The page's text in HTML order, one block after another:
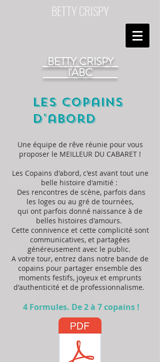
BETTY CRISPY
BETTY CRISPY
l'ABC
Les Copains
d'abord
Une équipe de rêve réunie pour vous
proposer le MEILLEUR DU CABARET !
Les Copains d'abord, c'est avant tout une
belle histoire d'amitié :
Des rencontres de scène, parfois dans
les loges ou au gré de tournées,
qui ont parfois donné naissance à de
belles histoires d'amours.
Cette connivence et cette complicité sont
communicatives, et partagées
généreusement avec le public.
A votre tour, entrez dans notre bande de
copains pour partager ensemble des
moments festifs, joyeux et emprunts
d'authenticité et de professionnalisme.
4 Formules. De 2 à 7 copains !